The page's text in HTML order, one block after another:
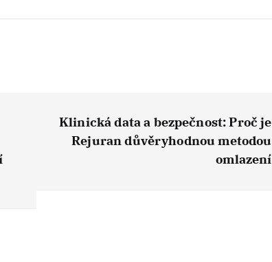
Klinická data a bezpečnost: Proč je
Rejuran důvěryhodnou metodou
omlazení